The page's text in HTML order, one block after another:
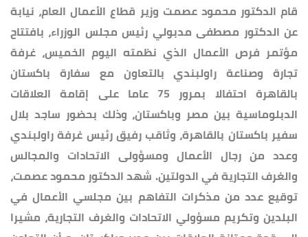
قام الدكتور محمود عصمت وزير قطاع الأعمال العام، نيابة
عن الدكتور مصطفى مدبولي رئيس مجلس الوزراء، بافتتاح
مؤتمر فرص الأعمال الذي نظمته اليوم الخميس، غرفة
تجارة وصناعة راولبندي بالتعاون مع سفارة باكستان
بالقاهرة احتفالا بمرور 75 عاما على إقامة العلاقات
الدبلوماسية بين مصر وباكستان، وذلك بحضور ساجد بلال
سفير باكستان بالقاهرة، وثاقب رفيق رئيس غرفة راولبندي
وعدد من رجال الأعمال ومسؤولى الاتحادات والمجالس
والغرف التجارية في الدولتين. شهد الدكتور محمود عصمت،
توقيع عدد من مذكرات التفاهم بين مجلسي الأعمال في
البلدين وتكريم مسؤولي الاتحادات والغرف التجارية، مشيرا